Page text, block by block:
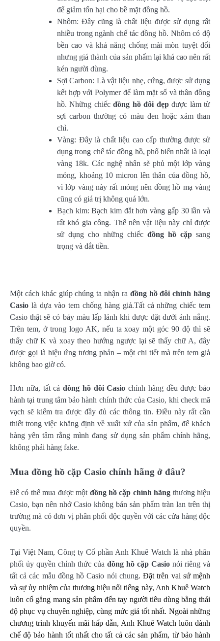
để giảm tổn hại cho bề mặt đồng hồ.
Nhôm: Đây cũng là chất liệu được sử dụng rất
nhiều trong ngành chế tác đồng hồ. Nhôm có độ
bền cao và khả năng chống mài mòn tuyệt đối
nhưng giá thành của sản phẩm lại khá cao nên rất
kén người dùng.
Sợi Carbon: Là vật liệu nhẹ, cứng, được sử dụng
kết hợp với Polymer để làm mặt số và thân đồng
hồ. Những chiếcđồng hồ đôi đẹpđược làm từ
sợi carbon thường có màu đen hoặc xám than
chì.
Vàng: Đây là chất liệu cao cấp thường được sử
dụng trong chế tác đồng hồ, phổ biến nhất là loại
vàng 18k. Các nghệ nhân sẽ phủ một lớp vàng
mỏng, khoảng 10 micron lên thân của đồng hồ,
vì lớp vàng này rất mỏng nên đồng hồ mạ vàng
cũng có giá trị không quá lớn.
Bạch kim: Bạch kim đắt hơn vàng gấp 30 lần và
rất khó gia công. Thế nên vật liệu này chỉ được
sử dụng cho những chiếc đồng hồ cặp sang
trọng và đắt tiền.
Một cách khác giúp chúng ta nhận ra đồng hồ đôi chính hãng
Casio là dựa vào tem chống hàng giả.Tất cả những chiếc tem
Casio thật sẽ có bảy màu lấp lánh khi được đặt dưới ánh nắng.
Trên tem, ở trong logo AK, nếu ta xoay một góc 90 độ thì sẽ
thấy chữ K và xoay theo hướng ngược lại sẽ thấy chữ A, đây
được gọi là hiệu ứng tương phản – một chi tiết mà trên tem giả
không bao giờ có.
Hơn nữa, tất cả đồng hồ đôi Casio chính hãng đều được bảo
hành tại trung tâm bảo hành chính thức của Casio, khi check mã
vạch sẽ kiểm tra được đầy đủ các thông tin. Điều này rất cần
thiết trong việc khẳng định về xuất xứ của sản phẩm, để khách
hàng yên tâm rằng mình đang sử dụng sản phẩm chính hãng,
không phải hàng fake.
Mua đồng hồ cặp Casio chính hãng ở đâu?
Để có thể mua được một đồng hồ cặp chính hãng thương hiệu
Casio, bạn nên nhớ Casio không bán sản phẩm tràn lan trên thị
trường mà có đơn vị phân phối độc quyền với các cửa hàng độc
quyền.
Tại Việt Nam, Công ty Cổ phần Anh Khuê Watch là nhà phân
phối ủy quyền chính thức của đồng hồ cặp Casio nói riêng và
tất cả các mẫu đồng hồ Casio nói chung. Đặt trên vai sứ mệnh
và sự ủy nhiệm của thương hiệu nổi tiếng này, Anh Khuê Watch
luôn cố gắng mang sản phẩm đến tay người tiêu dùng bằng thái
độ phục vụ chuyên nghiệp, cùng mức giá tốt nhất. Ngoài những
chương trình khuyến mãi hấp dẫn, Anh Khuê Watch luôn dành
chế độ bảo hành tốt nhất cho tất cả các sản phẩm, từ bảo hành